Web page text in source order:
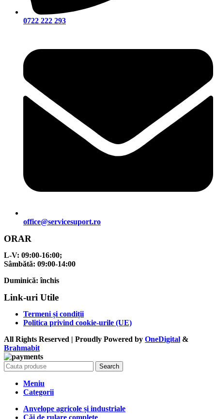
0722 222 293
office@servicesuport.ro
ORAR
L-V: 09:00-16:00;
Sâmbătă: 09:00-14:00
Duminică: închis
Link-uri Utile
Termeni și condiții
Politica privind cookie-urile (UE)
All Rights Reserved | Proudly Powered by OneDigital &
Brahmabit
Search
Meniu
Categorii
Anvelope agricole și industriale
Căi de rulare complete